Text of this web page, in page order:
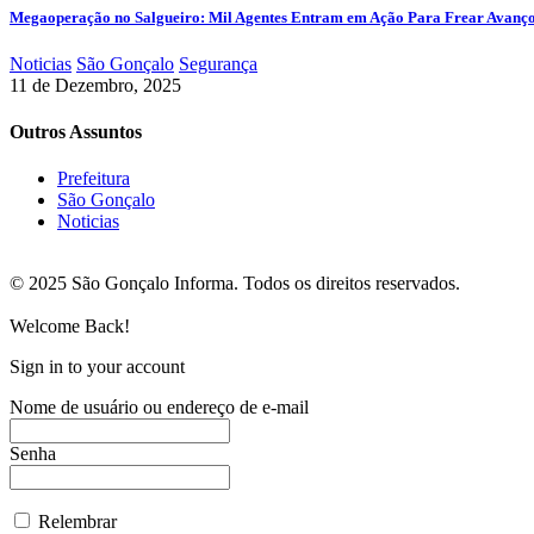
Megaoperação no Salgueiro: Mil Agentes Entram em Ação Para Frear
Noticias São Gonçalo Segurança
11 de Dezembro, 2025
Outros Assuntos
Prefeitura
São Gonçalo
Noticias
© 2025 São Gonçalo Informa. Todos os direitos reservados.
Welcome Back!
Sign in to your account
Nome de usuário ou endereço de e-mail
Senha
Relembrar